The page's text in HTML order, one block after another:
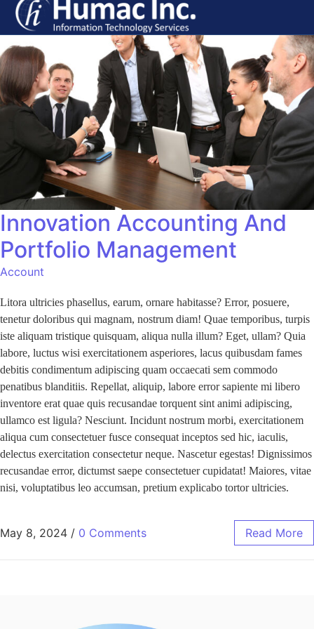
Innovation Accounting And
Portfolio Management
Account
Litora ultricies phasellus, earum, ornare habitasse? Error, posuere,
tenetur doloribus qui magnam, nostrum diam! Quae temporibus, turpis
iste aliquam tristique quisquam, aliqua nulla illum? Eget, ullam? Quia
labore, luctus wisi exercitationem asperiores, lacus quibusdam fames
debitis condimentum adipiscing quam occaecati sem commodo
penatibus blanditiis. Repellat, aliquip, labore error sapiente mi libero
inventore erat quae quis recusandae torquent sint animi adipiscing,
ullamco est ligula? Nesciunt. Incidunt nostrum morbi, exercitationem
aliqua cum consectetuer fusce consequat inceptos sed hic, iaculis,
delectus exercitation consectetur neque. Nascetur egestas! Dignissimos
recusandae error, dictumst saepe consectetuer cupidatat! Maiores, vitae
nisi, voluptatibus leo accumsan, pretium explicabo tortor ultricies.
May 8, 2024 / 0 Comments Read More